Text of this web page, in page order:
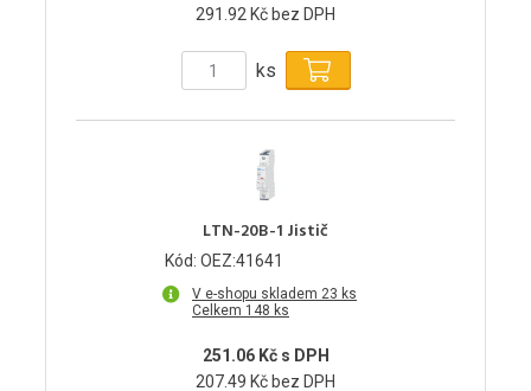
291.92 Kč bez DPH
ks
LTN-20B-1 Jistič
Kód: OEZ:41641
V e-shopu skladem 23 ks
Celkem 148 ks
251.06 Kč s DPH
207.49 Kč bez DPH